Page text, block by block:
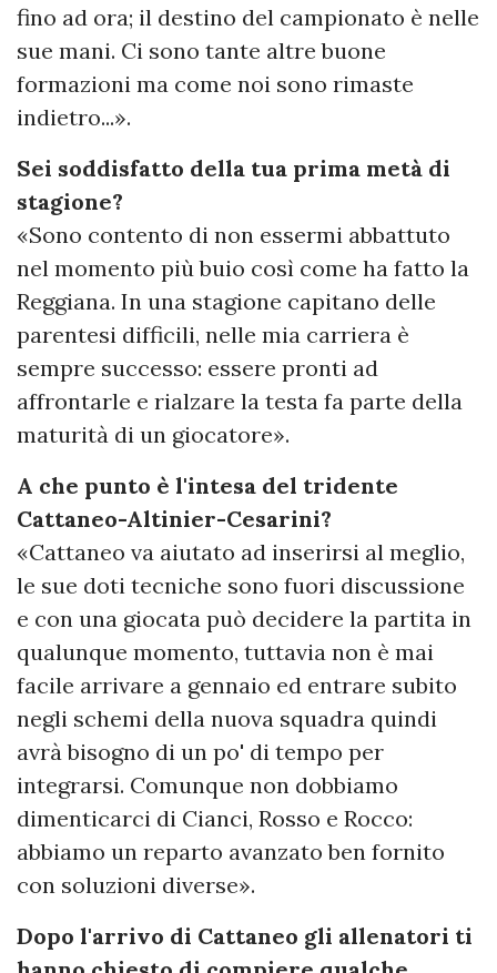
fino ad ora; il destino del campionato è nelle
sue mani. Ci sono tante altre buone
formazioni ma come noi sono rimaste
indietro...».
Sei soddisfatto della tua prima metà di
stagione?
«Sono contento di non essermi abbattuto
nel momento più buio così come ha fatto la
Reggiana. In una stagione capitano delle
parentesi difficili, nelle mia carriera è
sempre successo: essere pronti ad
affrontarle e rialzare la testa fa parte della
maturità di un giocatore».
A che punto è l'intesa del tridente
Cattaneo-Altinier-Cesarini?
«Cattaneo va aiutato ad inserirsi al meglio,
le sue doti tecniche sono fuori discussione
e con una giocata può decidere la partita in
qualunque momento, tuttavia non è mai
facile arrivare a gennaio ed entrare subito
negli schemi della nuova squadra quindi
avrà bisogno di un po' di tempo per
integrarsi. Comunque non dobbiamo
dimenticarci di Cianci, Rosso e Rocco:
abbiamo un reparto avanzato ben fornito
con soluzioni diverse».
Dopo l'arrivo di Cattaneo gli allenatori ti